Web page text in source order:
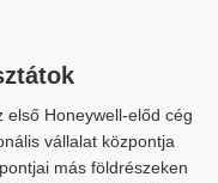
első Honeywell-előd cég
vállalat központja
más földrészeken